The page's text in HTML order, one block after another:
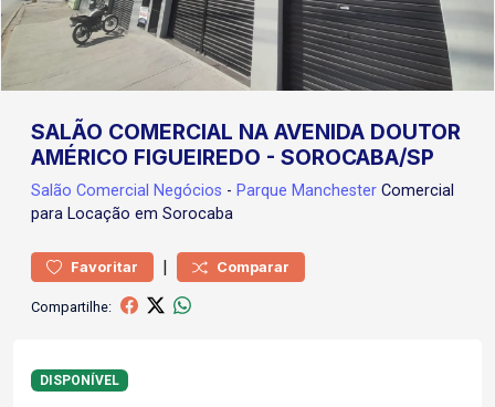
SALÃO COMERCIAL NA AVENIDA DOUTOR
AMÉRICO FIGUEIREDO - SOROCABA/SP
Salão Comercial Negócios - Parque Manchester Comercial
para Locação em Sorocaba
Favoritar | Comparar
Compartilhe:
DISPONÍVEL